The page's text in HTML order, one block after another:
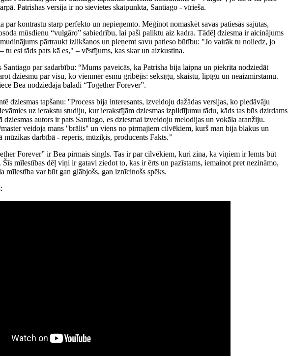
Patrishas versija ir no sievietes skatpunkta, Santiago - vīrieša.
par kontrastu starp perfekto un nepieņemto. Mēģinot nomaskēt savas patiesās sajūtas,
mūsdienu “vulgāro” sabiedrību, lai paši paliktu aiz kadra. Tādēļ dziesma ir aicinājums
pārtraukt izlikšanos un pieņemt savu patieso būtību: "Jo vairāk tu noliedz, jo
tu esi tāds pats kā es," – vēstījums, kas skar un aizkustina.
Santiago par sadarbību: “Mums paveicās, ka Patrisha bija laipna un piekrita nodziedāt
dziesmu par visu, ko vienmēr esmu gribējis: seksīgu, skaistu, lipīgu un neaizmirstamu.
Bea nodziedāja balādi “Together Forever”.
dziesmas tapšanu: ''Process bija interesants, izveidoju dažādas versijas, ko piedāvāju
uz ierakstu studiju, kur ierakstījām dziesmas izpildījumu tādu, kāds tas būs dzirdams
dziesmas autors ir pats Santiago, es dziesmai izveidoju melodijas un vokāla aranžiju.
veidoja mans ''brālis'' un viens no pirmajiem cilvēkiem, kurš man bija blakus un
mūzikas darbībā - reperis, mūziķis, producents Fakts.’'
Forever” ir Bea pirmais singls. Tas ir par cilvēkiem, kuri zina, ka viņiem ir lemts būt
Šīs mīlestības dēļ viņi ir gatavi ziedot to, kas ir ērts un pazīstams, iemainot pret nezināmo,
mīlestība var būt gan glābjošs, gan iznīcinošs spēks.